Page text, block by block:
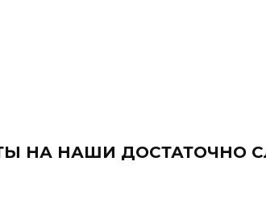
НА НАШИ ДОСТАТОЧНО